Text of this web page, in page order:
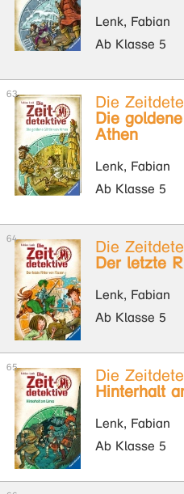
Lenk, Fabian
Ab Klasse 5
Die
Die
Athen
Lenk, Fabian
Ab Klasse 5
Die
Der letzte
Lenk, Fabian
Ab Klasse 5
Die
Hinterhalt
Lenk, Fabian
Ab Klasse 5